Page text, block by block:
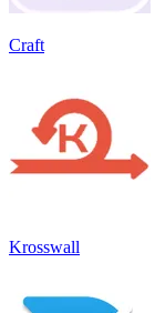
Craft
Krosswall